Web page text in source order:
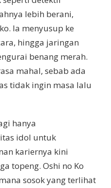
lebih berani,
Ia menyusup ke
hingga jaringan
benang merah.
mahal, sebab ada
tidak ingin masa lalu
hanya
idol untuk
kariernya kini
topeng. Oshi no Ko
sosok yang terlihat